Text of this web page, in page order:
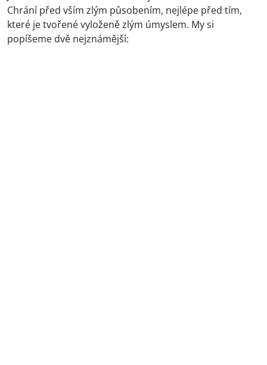
Chrání před vším zlým působením, nejlépe před tím,
které je tvořené vyloženě zlým úmyslem. My si
popíšeme dvě nejznámější: